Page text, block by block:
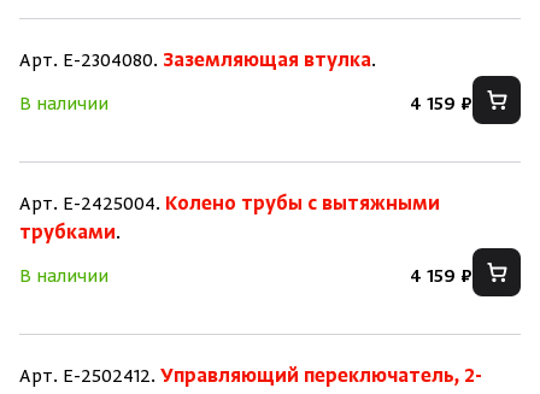
Арт. E-2304080. Заземляющая втулка.
В наличии
4 159 ₽
Арт. E-2425004. Колено трубы с вытяжными
трубками.
В наличии
4 159 ₽
Арт. E-2502412. Управляющий переключатель, 2-